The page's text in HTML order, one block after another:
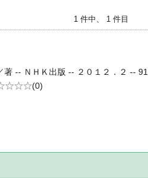
1 件中、 1 件目
-- ＮＨＫ出版 -- ２０１２．２ --
評価
(0)